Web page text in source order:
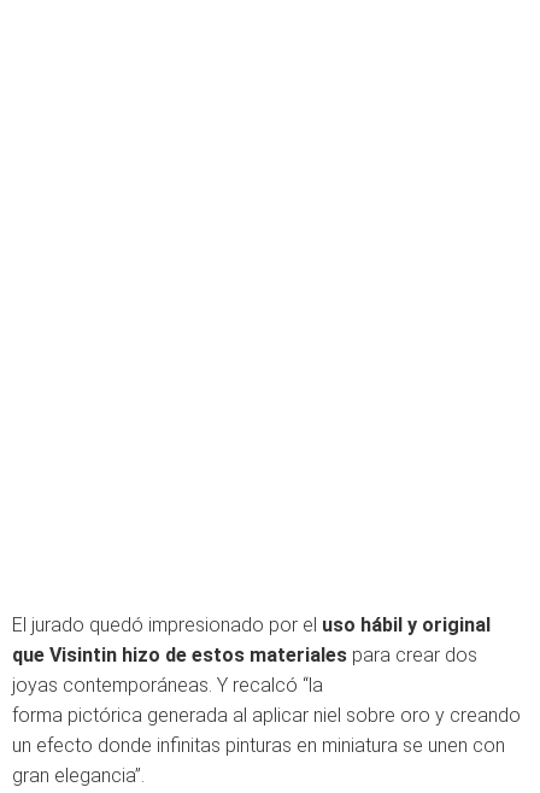
El jurado quedó impresionado por el uso hábil y original
que Visintin hizo de estos materiales para crear dos
joyas contemporáneas. Y recalcó “la
forma pictórica generada al aplicar niel sobre oro y creando
un efecto donde infinitas pinturas en miniatura se unen con
gran elegancia”.